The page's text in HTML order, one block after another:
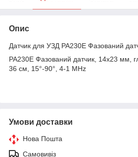
Опис
Датчик для УЗД PA230E Фазований
PA230E Фазований датчик, 14x23 мм,
36 см, 15°-90°, 4-1 MHz
Умови доставки
Нова Пошта
Самовивіз